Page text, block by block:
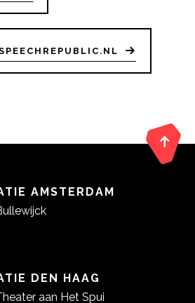
AMSTERDAM
DEN HAAG
aan Het Spui